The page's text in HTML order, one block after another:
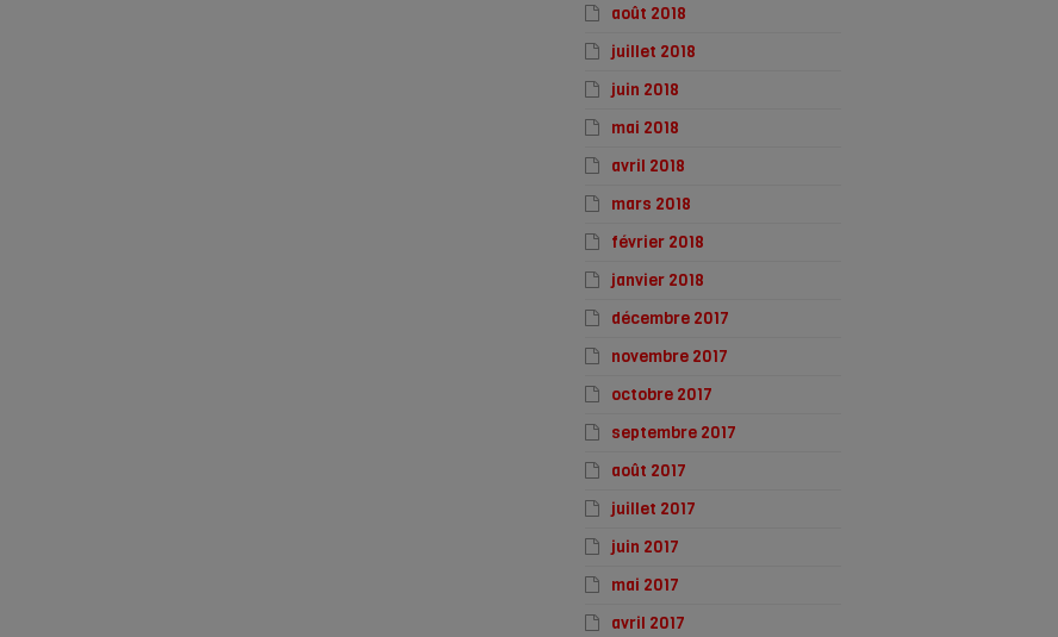
août 2018
juillet 2018
juin 2018
mai 2018
avril 2018
mars 2018
février 2018
janvier 2018
décembre 2017
novembre 2017
octobre 2017
septembre 2017
août 2017
juillet 2017
juin 2017
mai 2017
avril 2017